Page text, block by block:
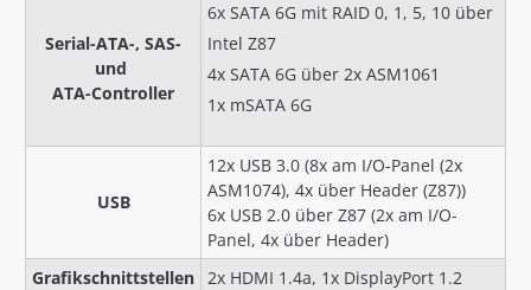
Serial-ATA-, SAS-
und
ATA-Controller
6x SATA 6G mit RAID 0, 1, 5, 10 über
Intel Z87
4x SATA 6G über 2x ASM1061
1x mSATA 6G
USB
12x USB 3.0 (8x am I/O-Panel (2x
ASM1074), 4x über Header (Z87))
6x USB 2.0 über Z87 (2x am I/O-
Panel, 4x über Header)
Grafikschnittstellen 2x HDMI 1.4a, 1x DisplayPort 1.2